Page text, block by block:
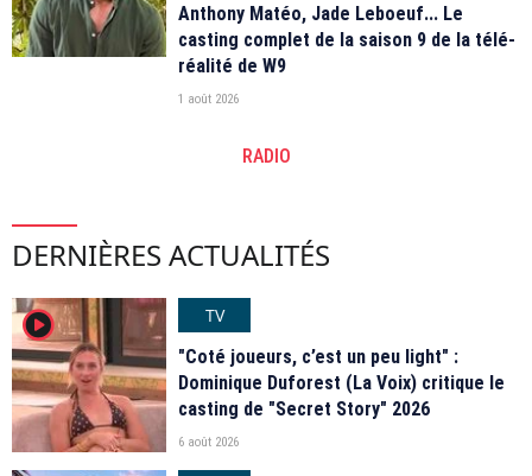
Anthony Matéo, Jade Leboeuf... Le
casting complet de la saison 9 de la télé-
réalité de W9
1 août 2026
RADIO
DERNIÈRES ACTUALITÉS
player2
TV
"Coté joueurs, c’est un peu light" :
Dominique Duforest (La Voix) critique le
casting de "Secret Story" 2026
6 août 2026